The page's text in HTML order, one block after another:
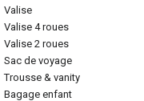
valise
valise 4 roues
valise 2 roues
sac de voyage
trousse & vanity
bagage enfant